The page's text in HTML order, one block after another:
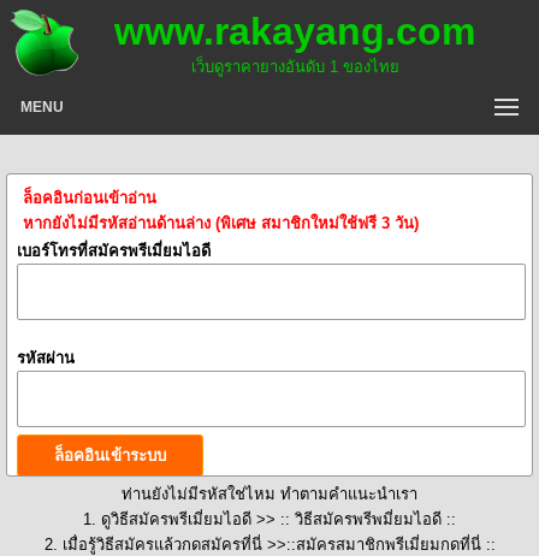
www.rakayang.com
เว็บดูราคายางอันดับ 1 ของไทย
MENU
ล็อคอินก่อนเข้าอ่าน
หากยังไม่มีรหัสอ่านด้านล่าง (พิเศษ สมาชิกใหม่ใช้ฟรี 3 วัน)
เบอร์โทรที่สมัครพรีเมี่ยมไอดี
รหัสผ่าน
ท่านยังไม่มีรหัสใช่ไหม ทำตามคำแนะนำเรา
1. ดูวิธีสมัครพรีเมี่ยมไอดี >> :: วิธีสมัครพรีพมี่ยมไอดี ::
2. เมื่อรู้วิธีสมัครแล้วกดสมัครที่นี่ >>::สมัครสมาชิกพรีเมี่ยมกดที่นี่ ::